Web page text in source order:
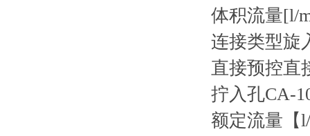
体积流量[l/
连接类型旋
直接预控直
拧入孔CA-
额定流量【